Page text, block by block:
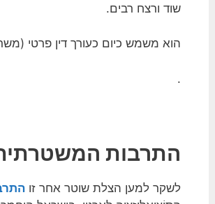
שוד ורצח רבים.
הוא משמש כיום כעורך דין פרטי
.
התרבות
לשקר למען הצלת שוטר אחר זו